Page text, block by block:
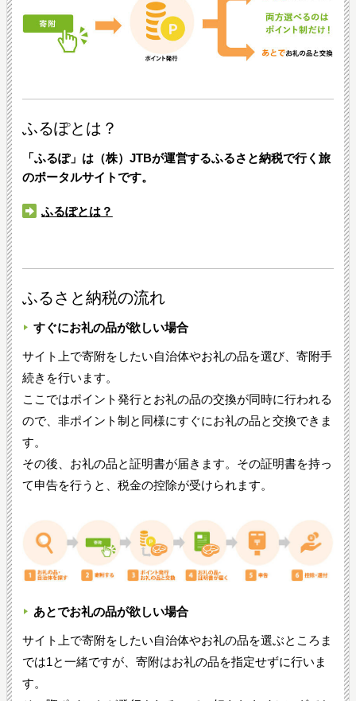
ふるぽとは？
「ふるぽ」は（株）JTBが運営するふるさと納税で行く旅
のポータルサイトです。
ふるぽとは？
ふるさと納税の流れ
すぐにお礼の品が欲しい場合
サイト上で寄附をしたい自治体やお礼の品を選び、寄附手
続きを行います。
ここではポイント発行とお礼の品の交換が同時に行われる
ので、非ポイント制と同様にすぐにお礼の品と交換できま
す。
その後、お礼の品と証明書が届きます。その証明書を持っ
て申告を行うと、税金の控除が受けられます。
あとでお礼の品が欲しい場合
サイト上で寄附をしたい自治体やお礼の品を選ぶところま
では1と一緒ですが、寄附はお礼の品を指定せずに行いま
す。